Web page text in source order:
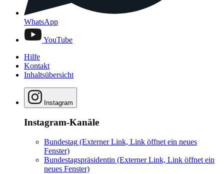
WhatsApp
YouTube
Hilfe
Kontakt
Inhaltsübersicht
Instagram
Instagram-Kanäle
Bundestag (Externer Link, Link öffnet ein neues
Fenster)
Bundestagspräsidentin (Externer Link, Link öffnet ein
neues Fenster)